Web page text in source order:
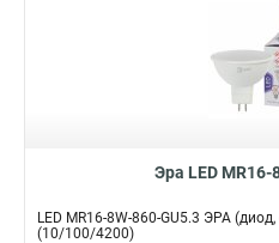
Эра LED MR16-
LED MR16-8W-860-GU5.3 ЭРА
(10/100/4200)